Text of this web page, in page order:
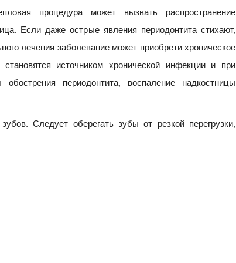
процедура может вызвать распространение
Если даже острые явления периодонтита стихают,
лечения заболевание может приобрети хроническое
источником хронической инфекции и при
периодонтита, воспаление надкостницы
Следует оберегать зубы от резкой перегрузки,